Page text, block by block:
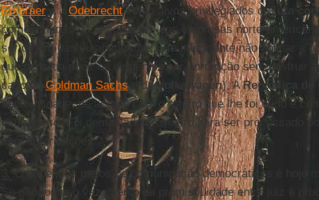
Embraere a Odebrechtcomo alvos privilegiados daluta
como empresas concorrentes das empresas norte-
ser destruídas ou absorvidas. Era importante não aplicar a
que permitia punir os dirigentes por corrupção sem destruir
caso da Goldman Sachse daVolkswagen). ARepública de
conformidade, de acordo com o roteiro que lhe foi dado e
estrangeiro. Foi demasiado grosseiro para ser processado
sem contradições.
3. O papel dos meios de comunicação democráticos é hoje
Se não fosse o vazamento da promiscuidade entre juiz e